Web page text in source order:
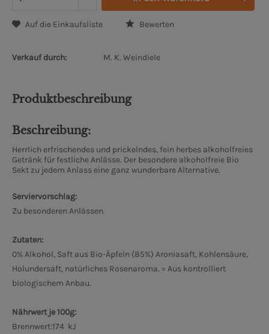
Auf die Einkaufsliste Bewerten
Verkauf durch: M. K. Weindiele
Produktbeschreibung
Beschreibung:
Herrlich erfrischendes und prickelndes, fein herbes alkoholfreies
Getränk für festliche Anlässe. Der besondere alkoholfreie Bio
Sekt zu jedem Anlass eine ganz wunderbare Alternative.
Serviervorschlag:
Zu besonderen Anlässen.
Zutaten:
0% Alkohol, Saft aus Bio-Äpfeln (85%) Aroniasaft, Kohlensäure,
Holundersaft, natürliches Rosenaroma. = Aus kontrolliert
biologischem Anbau.
Nährwert je 100g:
Brennwert:174 kJ